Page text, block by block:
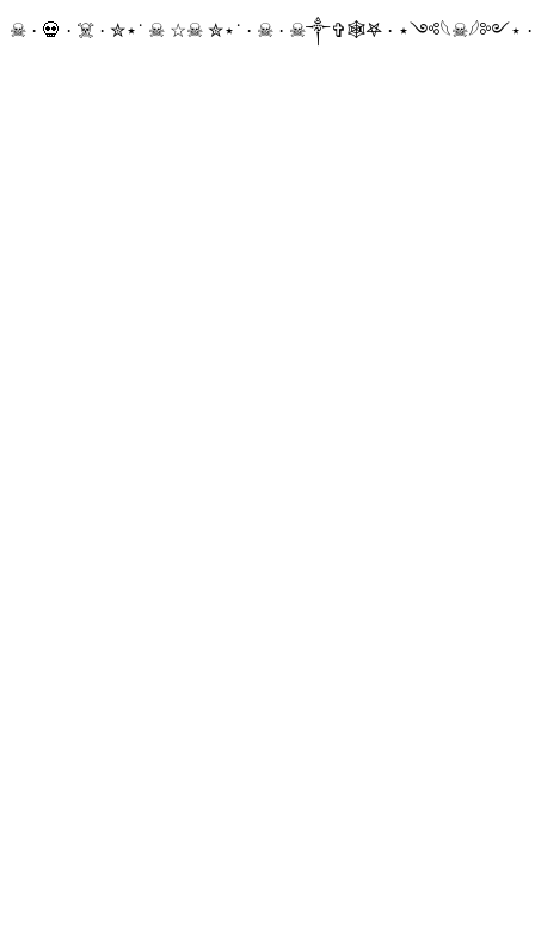
☠ · 💀 · ☠️ · ✮⋆˙ ☠︎︎ ☆☠︎ ✮⋆˙ · ☠︎ · ☠︎︎༒︎✞︎🕸𖤐 · ⋆༺𓆩☠︎︎𓆪༻⋆